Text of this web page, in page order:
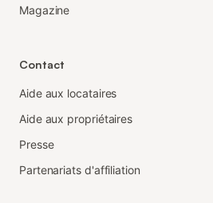
Magazine
Contact
Aide aux locataires
Aide aux propriétaires
Presse
Partenariats d'affiliation